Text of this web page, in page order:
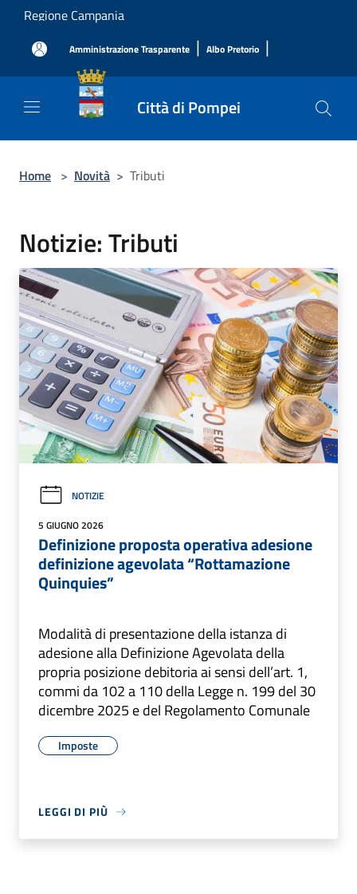
Salta al contenuto principale
Regione Campania
Amministrazione Trasparente | Albo Pretorio |
Città di Pompei
Home > Novità > Tributi
Notizie: Tributi
NOTIZIE
5 GIUGNO 2026
Definizione proposta operativa adesione
definizione agevolata “Rottamazione
Quinquies”
Modalità di presentazione della istanza di
adesione alla Definizione Agevolata della
propria posizione debitoria ai sensi dell’art. 1,
commi da 102 a 110 della Legge n. 199 del 30
dicembre 2025 e del Regolamento Comunale
Imposte
LEGGI DI PIÙ